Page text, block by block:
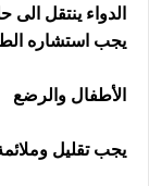
الدواء ينتقل
يجب استشاره
الأطفال والرضع
يجب تقليل